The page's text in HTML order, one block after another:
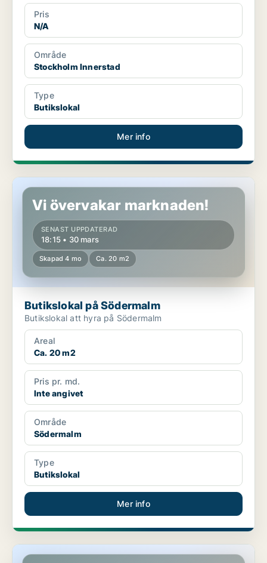
Pris
N/A
Område
Stockholm Innerstad
Type
Butikslokal
Mer info
Butikslokal på Södermalm
Vi övervakar marknaden!
SENAST UPPDATERAD
18:15 • 30 mars
Skapad 4 mo Ca. 20 m2
Butikslokal på Södermalm
Butikslokal att hyra på Södermalm
Areal
Ca. 20 m2
Pris pr. md.
Inte angivet
Område
Södermalm
Type
Butikslokal
Mer info
Butikslokal i Stockholm Innerstad